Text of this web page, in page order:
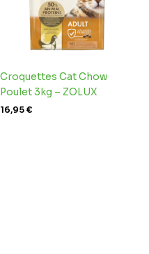
Croquettes Cat Chow
Poulet 3kg – ZOLUX
16,95€